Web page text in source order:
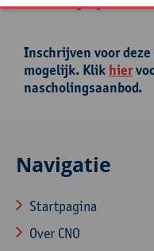
Inschrijven voor
mogelijk. Klik hier
nascholingsaanbod.
Navigatie
Startpagina
Over CNO